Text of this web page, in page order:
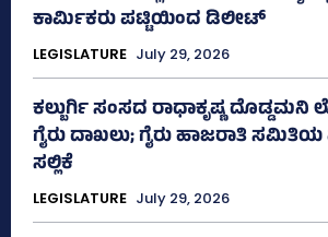
ಕಾರ್ಮಿಕರು ಪಟ್ಟಿಯಿಂದ ಡಿಲೀಟ್
LEGISLATURE July 29, 2026
ಕಲ್ಬುರ್ಗಿ ಸಂಸದ ರಾಧಾಕೃಷ್ಣ
ಗೈರು ದಾಖಲು; ಗೈರು ಹಾಜರಾತಿ
ಸಲ್ಲಿಕೆ
LEGISLATURE July 29, 2026